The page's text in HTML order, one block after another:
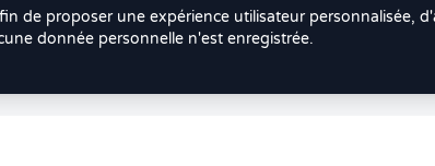
de proposer une expérience utilisateur personnalisée,
donnée personnelle n'est enregistrée.